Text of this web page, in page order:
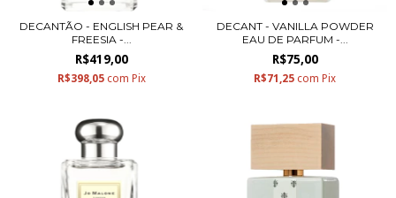
DECANTÃO - ENGLISH PEAR &
FREESIA -...
R$419,00
R$398,05 com Pix
DECANT - VANILLA POWDER
EAU DE PARFUM -...
R$75,00
R$71,25 com Pix